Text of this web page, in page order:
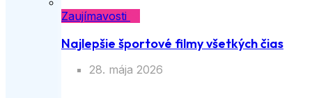
Zaujímavosti
Najlepšie športové filmy všetkých čias
28. mája 2026